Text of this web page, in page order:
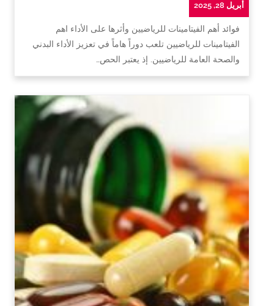
أبريل 28, 2025
فوائد أهم الفيتامينات للرياضيين وأثرها على الأداء اهم
الفيتامينات للرياضيين تلعب دوراً هاماً في تعزيز الأداء البدني
والصحة العامة للرياضيين. إذ يعتبر الحص…